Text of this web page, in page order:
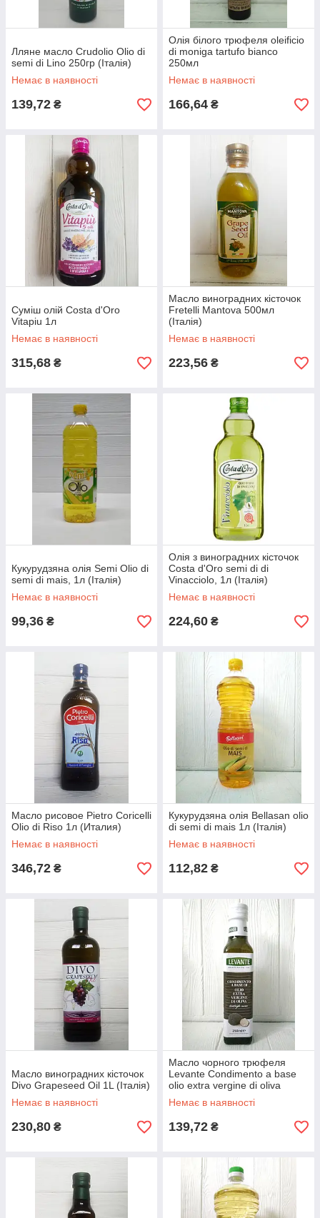
Лляне масло Crudolio Olio di
semi di Lino 250гр (Італія)
Немає в наявності
139,72 ₴
Олія білого трюфеля oleificio
di moniga tartufo bianco
250мл
Немає в наявності
166,64 ₴
Суміш олій Costa d'Oro
Vitapiu 1л
Немає в наявності
315,68 ₴
Масло виноградних кісточок
Fretelli Mantova 500мл
(Італія)
Немає в наявності
223,56 ₴
Кукурудзяна олія Semi Olio di
semi di mais, 1л (Італія)
Немає в наявності
99,36 ₴
Олія з виноградних кісточок
Costa d'Oro semi di di
Vinacciolo, 1л (Італія)
Немає в наявності
224,60 ₴
Масло рисовое Pietro Coricelli
Olio di Riso 1л (Италия)
Немає в наявності
346,72 ₴
Кукурудзяна олія Bellasan olio
di semi di mais 1л (Італія)
Немає в наявності
112,82 ₴
Масло виноградних кісточок
Divo Grapeseed Oil 1L (Італія)
Немає в наявності
230,80 ₴
Масло чорного трюфеля
Levante Condimento a base
olio extra vergine di oliva
250гр (Італія)
Немає в наявності
139,72 ₴